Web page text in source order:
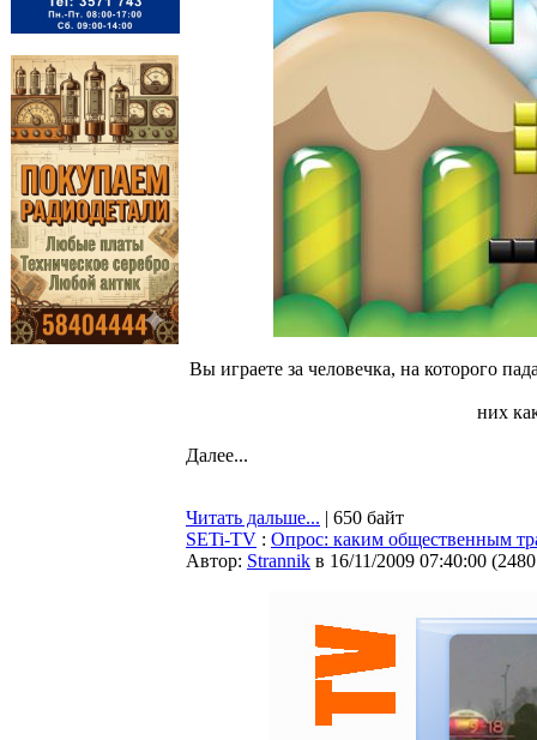
Вы играете за человечка, на которого
них
Далее...
Читать дальше... | 650 байт
SETi-TV : Опрос: каким общественным
Автор: Strannik в 16/11/2009 07:40:00 (